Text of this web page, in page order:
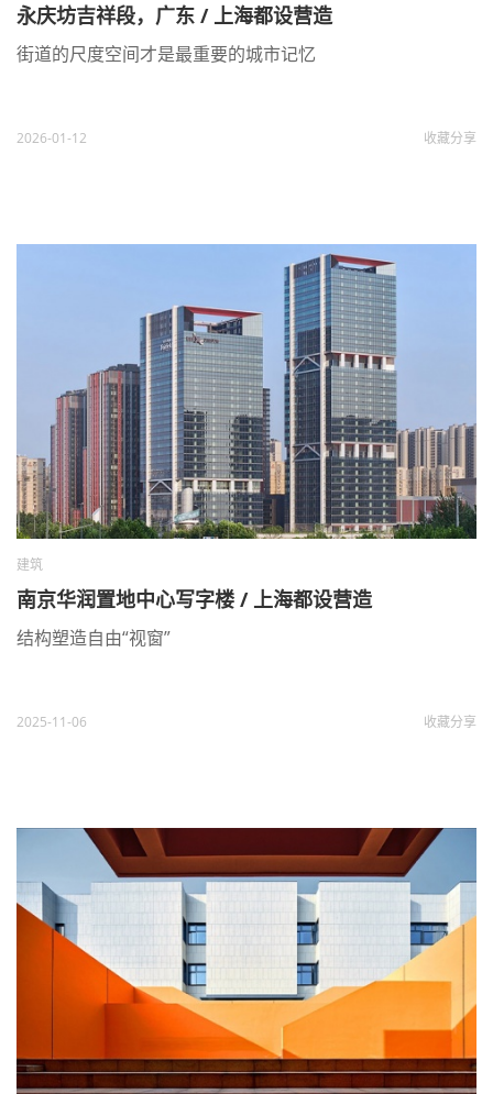
永庆坊吉祥段，广东 / 上海都设营造
街道的尺度空间才是最重要的城市记忆
2026-01-12 收藏分享
建筑
南京华润置地中心写字楼 / 上海都设营造
结构塑造自由“视窗”
2025-11-06 收藏分享